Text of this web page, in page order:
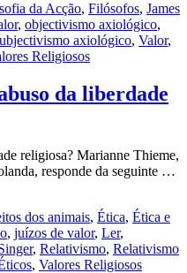
da Acção, Filósofos, James
, objectivismo axiológico,
axiológico, Valor,
Religiosos
da liberdade
religiosa? Marianne Thieme,
responde da seguinte …
dos animais, Ética, Ética e
, juízos de valor, Ler,
, Relativismo, Relativismo
, Valores Religiosos